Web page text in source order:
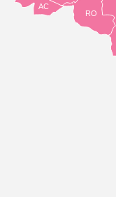
AC
RO